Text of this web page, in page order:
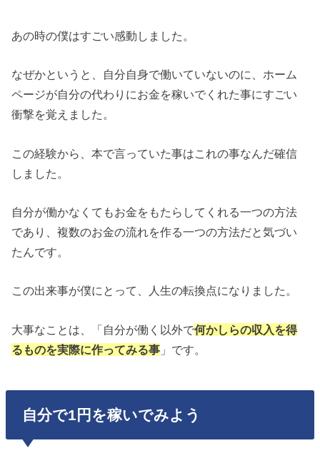
あの時の僕はすごい感動しました。
なぜかというと、自分自身で働いていないのに、ホーム
ページが自分の代わりにお金を稼いでくれた事にすごい
衝撃を覚えました。
この経験から、本で言っていた事はこれの事なんだ確信
しました。
自分が働かなくてもお金をもたらしてくれる一つの方法
であり、複数のお金の流れを作る一つの方法だと気づい
たんです。
この出来事が僕にとって、人生の転換点になりました。
大事なことは、「自分が働く以外で何かしらの収入を得
るものを実際に作ってみる事 」です。
自分で1円を稼いでみよう